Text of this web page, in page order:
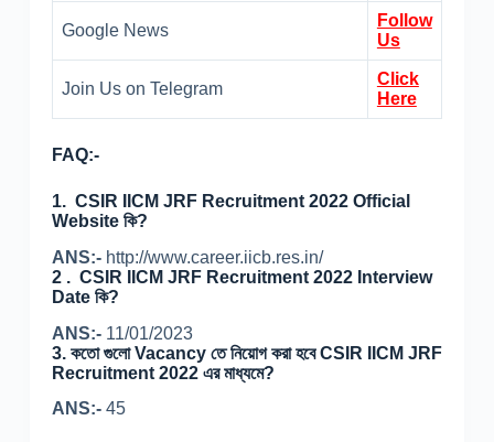
Google News
Follow
Us
Join Us on Telegram
Click
Here
FAQ:-
1. CSIR IICM JRF Recruitment 2022 Official
Website কি?
ANS:-http://www.career.iicb.res.in/
2 . CSIR IICM JRF Recruitment 2022 Interview
Date কি?
ANS:-11/01/2023
3. কতো গুলো Vacancy তে নিয়োগ করা হবে CSIR IICM JRF
Recruitment 2022 এর মাধ্যমে?
ANS:- 45